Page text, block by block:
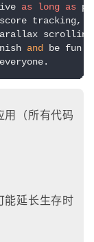
as long as
score
scrolling
and be fun
everyone.
用（所有代码
能延长生存时